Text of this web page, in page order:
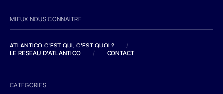
MIEUX NOUS CONNAITRE
ATLANTICO C'EST QUI, C'EST QUOI ?
/
LE RESEAU D'ATLANTICO
/ CONTACT
CATEGORIES